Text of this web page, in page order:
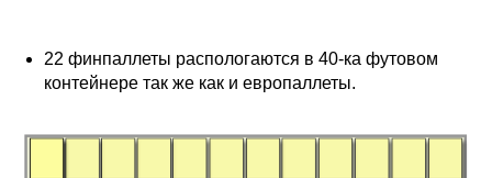
22 финпаллеты распологаются в 40-ка футовом
контейнере так же как и европаллеты.